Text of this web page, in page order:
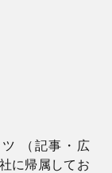
（記事・広
に帰属してお